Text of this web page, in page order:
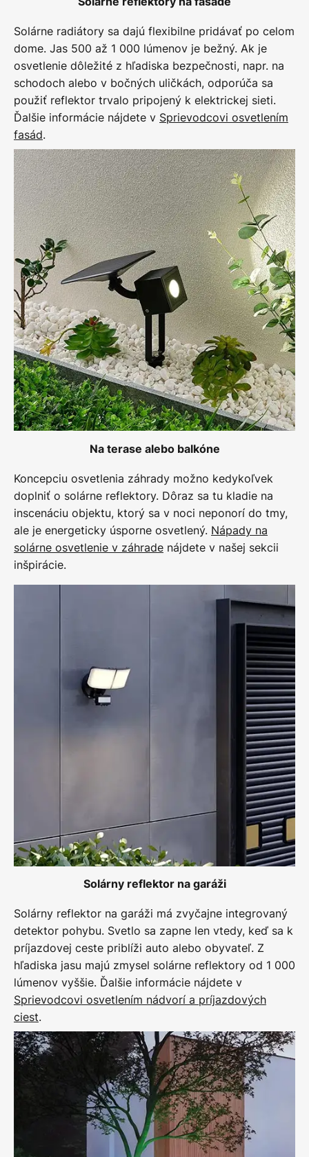
Solárne radiátory sa dajú flexibilne pridávať po celom
dome. Jas 500 až 1 000 lúmenov je bežný. Ak je
osvetlenie dôležité z hľadiska bezpečnosti, napr. na
schodoch alebo v bočných uličkách, odporúča sa
použiť reflektor trvalo pripojený k elektrickej sieti.
Ďalšie informácie nájdete v Sprievodcovi osvetlením
fasád.
Na terase alebo balkóne
Koncepciu osvetlenia záhrady možno kedykoľvek
doplniť o solárne reflektory. Dôraz sa tu kladie na
inscenáciu objektu, ktorý sa v noci neponorí do tmy,
ale je energeticky úsporne osvetlený. Nápady na
solárne osvetlenie v záhrade nájdete v našej sekcii
inšpirácie.
Solárny reflektor na garáži
Solárny reflektor na garáži má zvyčajne integrovaný
detektor pohybu. Svetlo sa zapne len vtedy, keď sa k
príjazdovej ceste priblíži auto alebo obyvateľ. Z
hľadiska jasu majú zmysel solárne reflektory od 1 000
lúmenov vyššie. Ďalšie informácie nájdete v
Sprievodcovi osvetlením nádvorí a príjazdových
ciest.